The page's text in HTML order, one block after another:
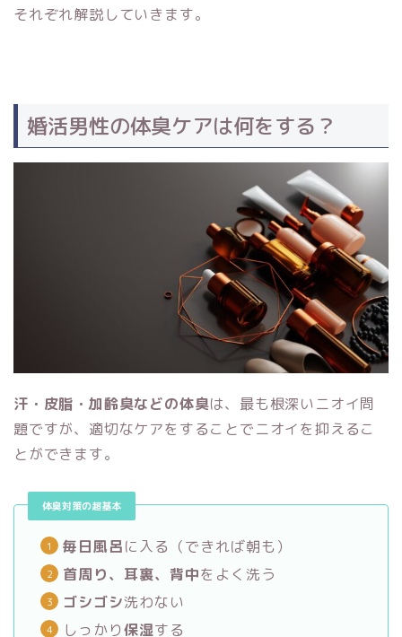
それぞれ解説していきます。
婚活男性の体臭ケアは何をする？
汗・皮脂・加齢臭などの体臭は、最も根深いニオイ問
題ですが、適切なケアをすることでニオイを抑えるこ
とができます。
体臭対策の超基本
毎日風呂に入る（できれば朝も）
首周り、耳裏、背中をよく洗う
ゴシゴシ洗わない
しっかり保湿する